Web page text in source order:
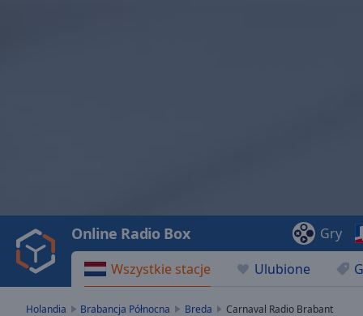
Video
Play
Backward
Skip
Wszystkie stacje Ulubione
Online Radio Box Gry
Holandia Brabancja Północna Breda Carnaval Radio Brabant